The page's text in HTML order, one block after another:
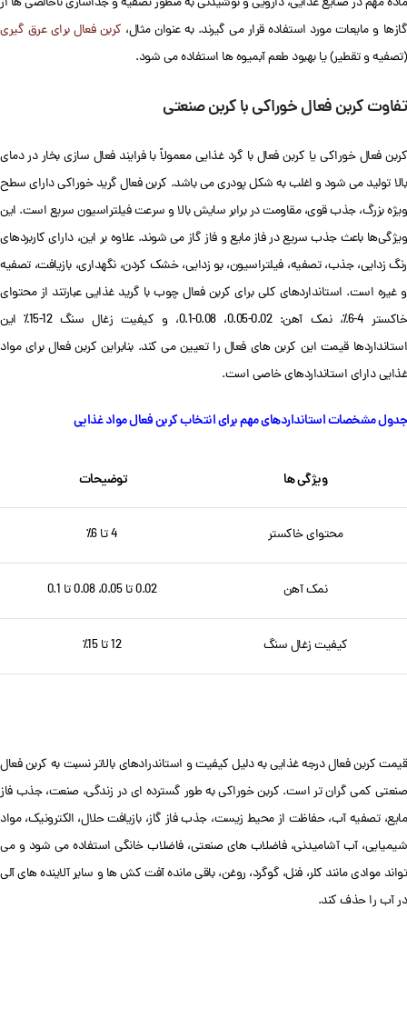
گازها و مایعات مورد استفاده قرار می گیرند. به عنوان مثال، کربن فعال برای عرق گیری
(تصفیه و تقطیر) یا بهبود طعم آبمیوه ها استفاده می شود.
تفاوت کربن فعال خوراکی با کربن صنعتی
کربن فعال خوراکی یا کربن فعال با گرد غذایی معمولاً با فرایند فعال سازی بخار در دمای
بالا تولید می شود و اغلب به شکل پودری می باشد. کربن فعال گرید خوراکی دارای سطح
ویژه بزرگ، جذب قوی، مقاومت در برابر سایش بالا و سرعت فیلتراسیون سریع است. این
ویژگی‌ها باعث جذب سریع در فاز مایع و فاز گاز می شوند. علاوه بر این، دارای کاربردهای
رنگ زدایی، جذب، تصفیه، فیلتراسیون، بو زدایی، خشک کردن، نگهداری، بازیافت، تصفیه
و غیره است. استانداردهای کلی برای کربن فعال چوب با گرید غذایی عبارتند از محتوای
خاکستر 4-6٪، نمک آهن: 0.02-0.05، 0.08-0.1، و کیفیت زغال سنگ 12-15٪ این
استانداردها قیمت این کربن های فعال را تعیین می کند. بنابراین کربن فعال برای مواد
غذایی دارای استانداردهای خاصی است.
جدول مشخصات استانداردهای مهم برای انتخاب کربن فعال مواد غذایی
ویژگی ها توضیحات
محتوای خاکستر 4 تا 6٪
نمک آهن 0.02 تا 0.05، 0.08 تا 0.1
کیفیت زغال سنگ 12 تا 15٪
قیمت کربن فعال درجه غذایی به دلیل کیفیت و استاندرادهای بالاتر نسبت به کربن فعال
صنعتی کمی گران تر است. کربن خوراکی به طور گسترده ای در زندگی، صنعت، جذب فاز
مایع، تصفیه آب، حفاظت از محیط زیست، جذب فاز گاز، بازیافت حلال، الکترونیک، مواد
شیمیایی، آب آشامیدنی، فاضلاب های صنعتی، فاضلاب خانگی استفاده می شود و می
تواند موادی مانند کلر، فنل، گوگرد، روغن، باقی مانده آفت کش ها و سایر آلاینده های آلی
در آب را حذف کند.